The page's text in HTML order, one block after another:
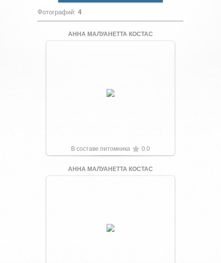
Фотографий: 4
АННА МАЛУАНЕТТА КОСТАС
Увеличить
В составе питомника 0.0
АННА МАЛУАНЕТТА КОСТАС
Увеличить